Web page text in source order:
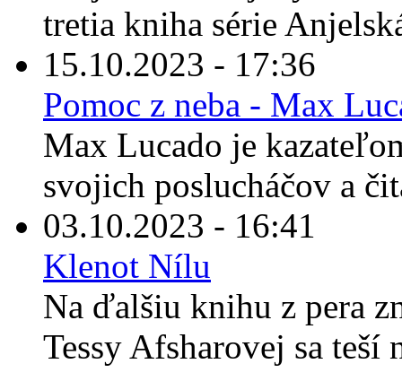
tretia kniha série
15.10.2023 - 17:36
Pomoc z neba - Max
Max Lucado je
svojich poslucháčov a
03.10.2023 - 16:41
Klenot Nílu
Na ďalšiu knihu z pera
Tessy Afsharovej sa teší